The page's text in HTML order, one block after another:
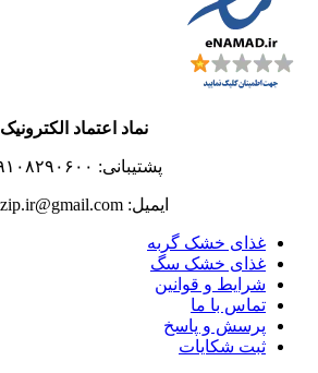
نماد اعتماد الکترونیک
پشتیبانی: ۰۹۱۰۸۲۹۰۶۰۰
ایمیل: petzip.ir@gmail.com
غذای خشک گربه
غذای خشک سگ
شرایط و قوانین
تماس با ما
پرسش و پاسخ
ثبت شکایات